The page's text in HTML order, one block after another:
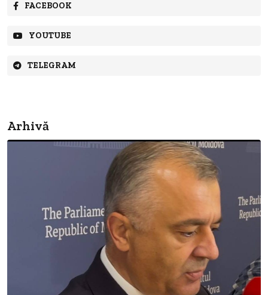
FACEBOOK
YOUTUBE
TELEGRAM
Arhivă